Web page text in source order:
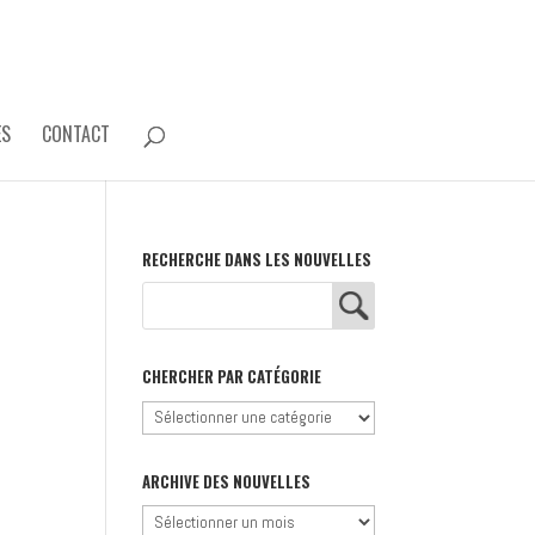
CONTACT
RECHERCHE DANS LES NOUVELLES
CHERCHER PAR CATÉGORIE
Chercher
catégorie
ARCHIVE DES NOUVELLES
Archive